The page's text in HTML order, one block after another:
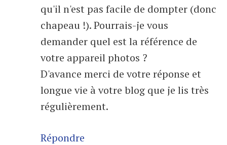
qu'il n'est pas facile de dompter (donc
chapeau !). Pourrais-je vous
demander quel est la référence de
votre appareil photos ?
D'avance merci de votre réponse et
longue vie à votre blog que je lis très
régulièrement.
Répondre